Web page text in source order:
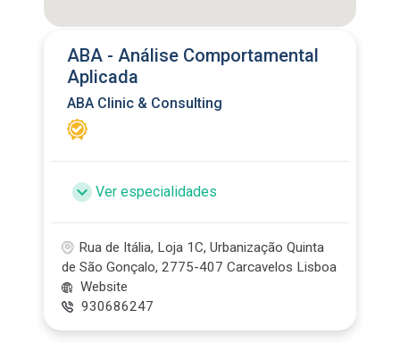
ABA - Análise Comportamental
Aplicada
ABA Clinic & Consulting
Ver especialidades
Rua de Itália, Loja 1C, Urbanização Quinta
de São Gonçalo, 2775-407 Carcavelos Lisboa
Website
930686247